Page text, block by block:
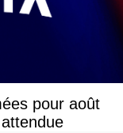
pour août